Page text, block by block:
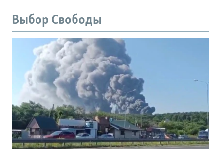
Выбор Свободы